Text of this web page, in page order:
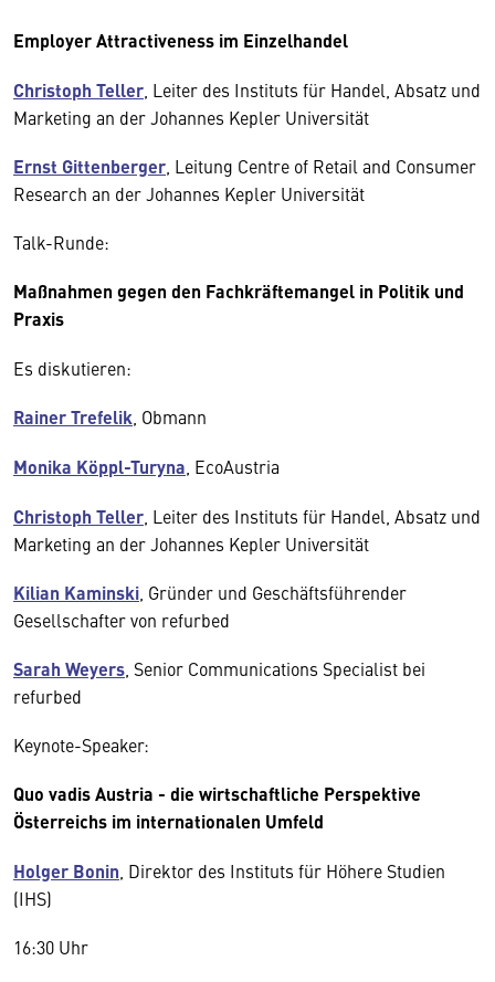
Employer Attractiveness im Einzelhandel
Christoph Teller , Leiter des Instituts für Handel, Absatz und
Marketing an der Johannes Kepler Universität
Ernst Gittenberger , Leitung Centre of Retail and Consumer
Research an der Johannes Kepler Universität
Talk-Runde:
Maßnahmen gegen den Fachkräftemangel in Politik und
Praxis
Es diskutieren:
Rainer Trefelik , Obmann
Monika Köppl-Turyna , EcoAustria
Christoph Teller , Leiter des Instituts für Handel, Absatz und
Marketing an der Johannes Kepler Universität
Kilian Kaminski , Gründer und Geschäftsführender
Gesellschafter von refurbed
Sarah Weyers , Senior Communications Specialist bei
refurbed
Keynote-Speaker:
Quo vadis Austria - die wirtschaftliche Perspektive
Österreichs im internationalen Umfeld
Holger Bonin , Direktor des Instituts für Höhere Studien
(IHS)
16:30 Uhr